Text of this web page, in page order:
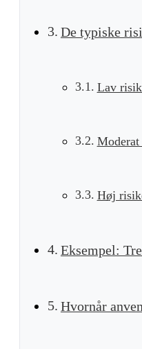
De typiske
Lav
Høj
Eksempel:
Hvornår